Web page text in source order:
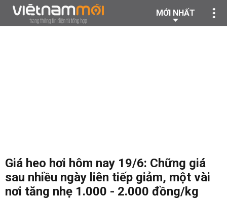
MỚI NHẤT
Giá heo hơi hôm nay 19/6: Chững giá
sau nhiều ngày liên tiếp giảm, một vài
nơi tăng nhẹ 1.000 - 2.000 đồng/kg